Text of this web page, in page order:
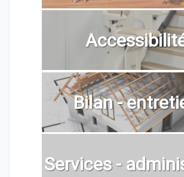
Bilan -
Services -